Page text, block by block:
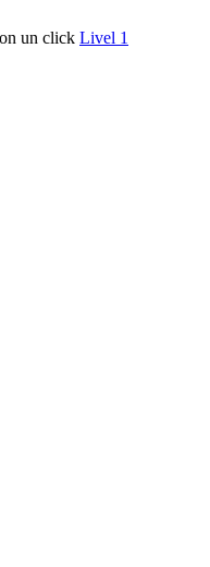
un click Livel 1